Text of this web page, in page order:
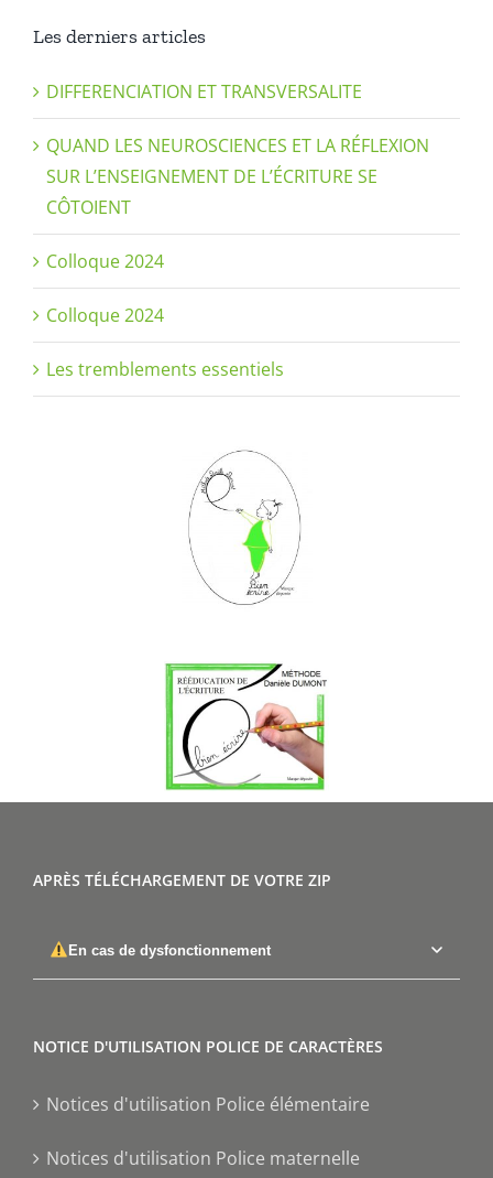
Les derniers articles
DIFFERENCIATION ET TRANSVERSALITE
QUAND LES NEUROSCIENCES ET LA RÉFLEXION
SUR L’ENSEIGNEMENT DE L’ÉCRITURE SE
CÔTOIENT
Colloque 2024
Colloque 2024
Les tremblements essentiels
APRÈS TÉLÉCHARGEMENT DE VOTRE ZIP
En cas de dysfonctionnement
NOTICE D'UTILISATION POLICE DE CARACTÈRES
Notices d'utilisation Police élémentaire
Notices d'utilisation Police maternelle